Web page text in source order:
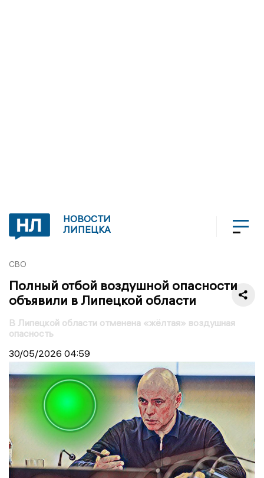
НОВОСТИ
ЛИПЕЦКА
СВО
Полный отбой воздушной опасности
объявили в Липецкой области
В Липецкой области отменена «жёлтая» воздушная
опасность
30/05/2026 04:59